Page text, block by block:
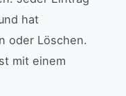
hat
oder Löschen.
mit einem